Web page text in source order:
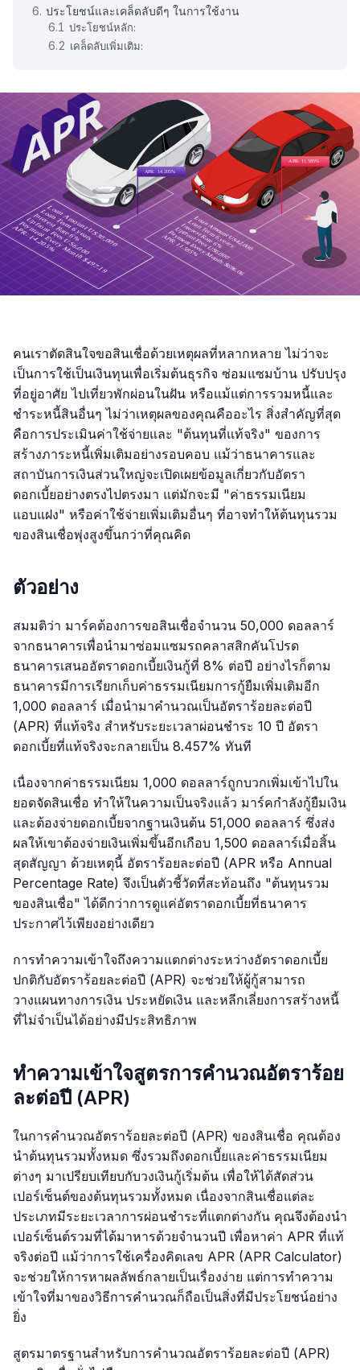
ประโยชน์และเคล็ดลับดีๆ ในการใช้งาน
ประโยชน์หลัก:
เคล็ดลับเพิ่มเติม:
คนเราตัดสินใจขอสินเชื่อด้วยเหตุผลที่หลากหลาย ไม่ว่าจะ
เป็นการใช้เป็นเงินทุนเพื่อเริ่มต้นธุรกิจ ซ่อมแซมบ้าน ปรับปรุง
ที่อยู่อาศัย ไปเที่ยวพักผ่อนในฝัน หรือแม้แต่การรวมหนี้และ
ชำระหนี้สินอื่นๆ ไม่ว่าเหตุผลของคุณคืออะไร สิ่งสำคัญที่สุด
คือการประเมินค่าใช้จ่ายและ "ต้นทุนที่แท้จริง" ของการ
สร้างภาระหนี้เพิ่มเติมอย่างรอบคอบ แม้ว่าธนาคารและ
สถาบันการเงินส่วนใหญ่จะเปิดเผยข้อมูลเกี่ยวกับอัตรา
ดอกเบี้ยอย่างตรงไปตรงมา แต่มักจะมี "ค่าธรรมเนียม
แอบแฝง" หรือค่าใช้จ่ายเพิ่มเติมอื่นๆ ที่อาจทำให้ต้นทุนรวม
ของสินเชื่อพุ่งสูงขึ้นกว่าที่คุณคิด
ตัวอย่าง
สมมติว่า มาร์คต้องการขอสินเชื่อจำนวน 50,000 ดอลลาร์
จากธนาคารเพื่อนำมาซ่อมแซมรถคลาสสิกคันโปรด
ธนาคารเสนออัตราดอกเบี้ยเงินกู้ที่ 8% ต่อปี อย่างไรก็ตาม
ธนาคารมีการเรียกเก็บค่าธรรมเนียมการกู้ยืมเพิ่มเติมอีก
1,000 ดอลลาร์ เมื่อนำมาคำนวณเป็นอัตราร้อยละต่อปี
(APR) ที่แท้จริง สำหรับระยะเวลาผ่อนชำระ 10 ปี อัตรา
ดอกเบี้ยที่แท้จริงจะกลายเป็น 8.457% ทันที
เนื่องจากค่าธรรมเนียม 1,000 ดอลลาร์ถูกบวกเพิ่มเข้าไปใน
ยอดจัดสินเชื่อ ทำให้ในความเป็นจริงแล้ว มาร์คกำลังกู้ยืมเงิน
และต้องจ่ายดอกเบี้ยจากฐานเงินต้น 51,000 ดอลลาร์ ซึ่งส่ง
ผลให้เขาต้องจ่ายเงินเพิ่มขึ้นอีกเกือบ 1,500 ดอลลาร์เมื่อสิ้น
สุดสัญญา ด้วยเหตุนี้ อัตราร้อยละต่อปี (APR หรือ Annual
Percentage Rate) จึงเป็นตัวชี้วัดที่สะท้อนถึง "ต้นทุนรวม
ของสินเชื่อ" ได้ดีกว่าการดูแค่อัตราดอกเบี้ยที่ธนาคาร
ประกาศไว้เพียงอย่างเดียว
การทำความเข้าใจถึงความแตกต่างระหว่างอัตราดอกเบี้ย
ปกติกับอัตราร้อยละต่อปี (APR) จะช่วยให้ผู้กู้สามารถ
วางแผนทางการเงิน ประหยัดเงิน และหลีกเลี่ยงการสร้างหนี้
ที่ไม่จำเป็นได้อย่างมีประสิทธิภาพ
ทำความเข้าใจสูตรการคำนวณอัตราร้อย
ละต่อปี (APR)
ในการคำนวณอัตราร้อยละต่อปี (APR) ของสินเชื่อ คุณต้อง
นำต้นทุนรวมทั้งหมด ซึ่งรวมถึงดอกเบี้ยและค่าธรรมเนียม
ต่างๆ มาเปรียบเทียบกับวงเงินกู้เริ่มต้น เพื่อให้ได้สัดส่วน
เปอร์เซ็นต์ของต้นทุนรวมทั้งหมด เนื่องจากสินเชื่อแต่ละ
ประเภทมีระยะเวลาการผ่อนชำระที่แตกต่างกัน คุณจึงต้องนำ
เปอร์เซ็นต์รวมที่ได้มาหารด้วยจำนวนปี เพื่อหาค่า APR ที่แท้
จริงต่อปี แม้ว่าการใช้เครื่องคิดเลข APR (APR Calculator)
จะช่วยให้การหาผลลัพธ์กลายเป็นเรื่องง่าย แต่การทำความ
เข้าใจที่มาของวิธีการคำนวณก็ถือเป็นสิ่งที่มีประโยชน์อย่าง
ยิ่ง
สูตรมาตรฐานสำหรับการคำนวณอัตราร้อยละต่อปี (APR)